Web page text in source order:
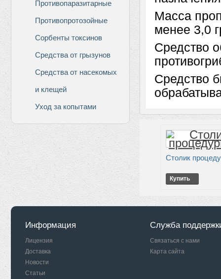
Противопаразитарные
Противопротозойные
Сорбенты токсинов
Средства от грызунов
Средства от насекомых
и клещей
Уход за копытами
Масса
менее 3,0
Средство
Средство
Столик
Купить
Информация
Лицензия
Доставка
Новости
Статьи
Служба
Связаться с нами
Карта сайта